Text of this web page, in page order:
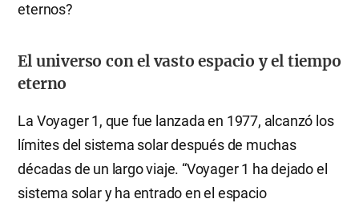
eternos?
El universo con el vasto espacio y el tiempo
eterno
La Voyager 1, que fue lanzada en 1977, alcanzó los
límites del sistema solar después de muchas
décadas de un largo viaje. “Voyager 1 ha dejado el
sistema solar y ha entrado en el espacio